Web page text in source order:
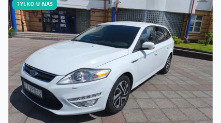
TYLKO U NAS